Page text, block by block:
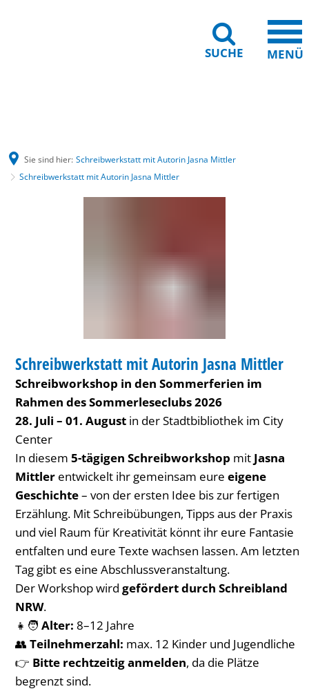
SUCHE MENÜ
Sie sind hier: Schreibwerkstatt mit Autorin Jasna Mittler
Schreibwerkstatt mit Autorin Jasna Mittler
KATEGORIE: BIBLIOTHEK
Schreibwerkstatt mit Autorin Jasna Mittler
Schreibworkshop in den Sommerferien im
Rahmen des Sommerleseclubs 2026
28. Juli – 01. August in der Stadtbibliothek im City
Center
In diesem 5-tägigen Schreibworkshop mit Jasna
Mittler entwickelt ihr gemeinsam eure eigene
Geschichte– von der ersten Idee bis zur fertigen
Erzählung. Mit Schreibübungen, Tipps aus der Praxis
und viel Raum für Kreativität könnt ihr eure Fantasie
entfalten und eure Texte wachsen lassen. Am letzten
Tag gibt es eine Abschlussveranstaltung.
Der Workshop wird gefördert durch Schreibland
NRW.
👧🧑 Alter: 8–12 Jahre
👥 Teilnehmerzahl: max. 12 Kinder und Jugendliche
👉 Bitte rechtzeitig anmelden, da die Plätze
begrenzt sind.